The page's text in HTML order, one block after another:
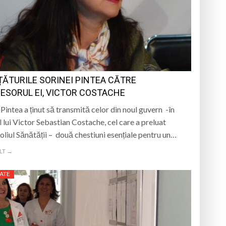
dedicat marelui voievod, la
stres, iar una dezvoltă anxietate,
orașul dintr-o perspectivă diferită
propriul talisman „prinzător de vise”
SORINEI PINTEA CĂTRE
EI, VICTOR COSTACHE
a ținut să transmită celor din noul guvern -în
lui Victor Sebastian Costache, cel care a preluat
Sănătății – două chestiuni esențiale pentru un…
→